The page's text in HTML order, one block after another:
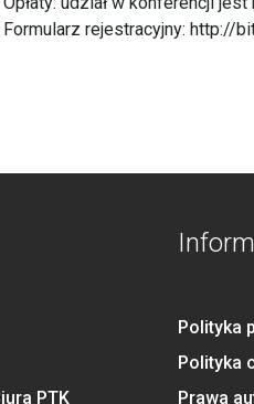
Formularz rejestracyjny: http://
PTK
Polityka
Polityka
Prawa